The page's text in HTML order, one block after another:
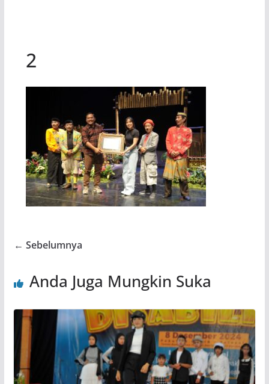
2
← Sebelumnya
Anda Juga Mungkin Suka